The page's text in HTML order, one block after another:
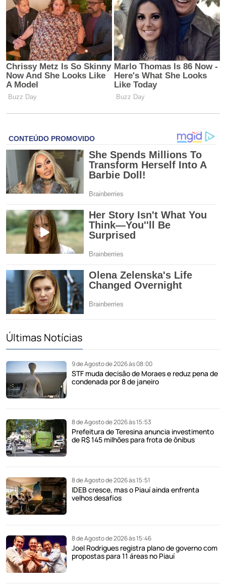
Últimas Notícias
9 de Agosto de 2026 às 08:00
STF muda decisão de Moraes e reduz pena de
condenada por 8 de janeiro
8 de Agosto de 2026 às 15:53
Prefeitura de Teresina anuncia investimento
de R$ 145 milhões para frota de ônibus
8 de Agosto de 2026 às 15:51
IDEB cresce, mas o Piauí ainda enfrenta
velhos desafios
8 de Agosto de 2026 às 15:46
Joel Rodrigues registra plano de governo com
propostas para 11 áreas no Piauí